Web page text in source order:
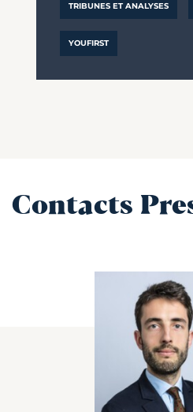
TRIBUNES ET ANALYSES
YOUFIRST
Contacts